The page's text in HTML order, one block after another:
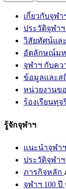
เกี่ยวกับจุฬา
ประวัติจุฬาฯ
วิสัยทัศน์แล
อัตลักษณ์มห
จุฬาฯ กับคว
ข้อมูลและส
หน่วยงานข
ร้องเรียนทุ
รู้จักจุฬาฯ
แนะนำจุฬาฯ
ประวัติจุฬาฯ
ภารกิจหลัก
จุฬาฯ 100 ปี